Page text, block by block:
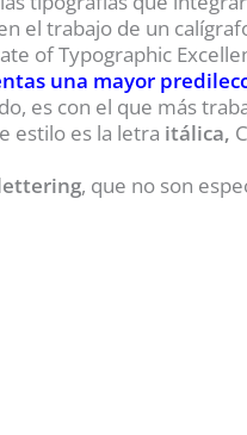
el trabajo de un
of Typographic
una mayor
es con el que más
estilo es la letra itálica,
, que no son